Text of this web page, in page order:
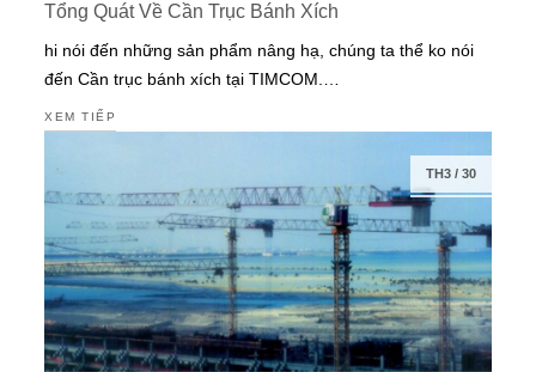
Tổng Quát Về Cần Trục Bánh Xích
hi nói đến những sản phẩm nâng hạ, chúng ta thể ko nói
đến Cần trục bánh xích tại TIMCOM.…
XEM TIẾP
TH3/ 30